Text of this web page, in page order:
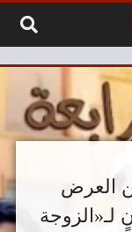
15 عاماً من العرض
لـ«الزوجة